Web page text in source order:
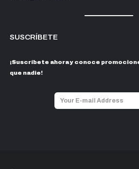
SUSCRÍBETE
¡Suscríbete ahora y conoce
que nadie!